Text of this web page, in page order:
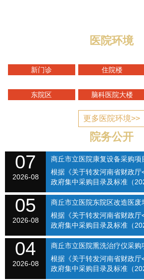
医院环境
新门诊 住院楼
东院区 脑科医院大楼
更多医院环境>>
院务公开
07
2026-08
商丘市立医院康复设备采购项
SQSLYY2026-074
根据《关于转发河南省财政厅
政府集中采购目录及标准（
的通知》（商财购〔2020〕1
医院关于修订招标采购流程的
【2021】...
05
2026-08
商丘市立医院东院区改造医废
次）（SQSLYY2026-075）
根据《关于转发河南省财政厅
政府集中采购目录及标准（
的通知》（商财购〔2020〕1
医院关于修订招标采购流程的
【2021】...
04
2026-08
商丘市立医院熏洗治疗仪采购
（SQSLYY2026-076）
根据《关于转发河南省财政厅
政府集中采购目录及标准（